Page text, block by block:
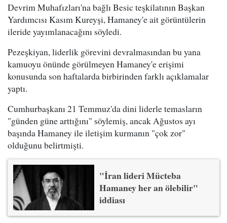
Devrim Muhafızları'na bağlı Besic teşkilatının Başkan
Yardımcısı Kasım Kureyşi, Hamaney'e ait görüntülerin
ileride yayımlanacağını söyledi.
Pezeşkiyan, liderlik görevini devralmasından bu yana
kamuoyu önünde görülmeyen Hamaney'e erişimi
konusunda son haftalarda birbirinden farklı açıklamalar
yaptı.
Cumhurbaşkanı 21 Temmuz'da dini liderle temasların
"günden güne arttığını" söylemiş, ancak Ağustos ayı
başında Hamaney ile iletişim kurmanın "çok zor"
olduğunu belirtmişti.
"İran lideri Mücteba
Hamaney her an ölebilir"
iddiası